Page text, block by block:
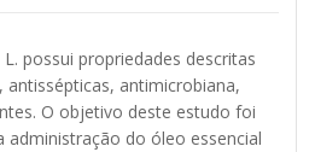
possui propriedades descritas
antimicrobiana,
O objetivo deste estudo foi
administração do óleo essencial